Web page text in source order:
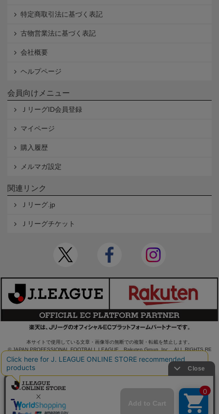
特定商取引法に基づく表記
古物営業法に基づく表記
会社概要
ヘルプページ
会員向けメニュー
ＪリーグID会員登録
マイページ
購入履歴
メルマガ設定
関連リンク
Ｊリーグ.jp
Ｊリーグチケット
本サイトで使用している文章・画像等の無断での複製・転載を禁止します。
© JAPAN PROFESSIONAL FOOTBALL LEAGUE Rakuten Group, Inc. ALL RIGHTS RE
SERVED.